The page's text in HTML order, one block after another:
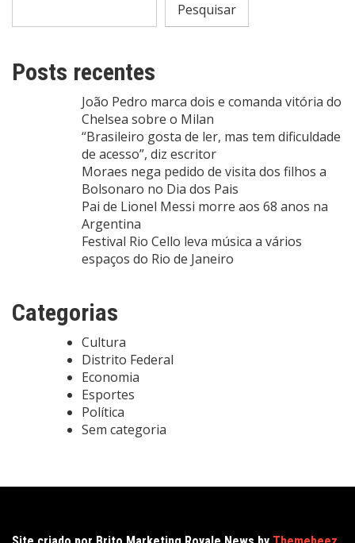
Pesquisar
Posts recentes
João Pedro marca dois e comanda vitória do
Chelsea sobre o Milan
“Brasileiro gosta de ler, mas tem dificuldade
de acesso”, diz escritor
Moraes nega pedido de visita dos filhos a
Bolsonaro no Dia dos Pais
Pai de Lionel Messi morre aos 68 anos na
Argentina
Festival Rio Cello leva música a vários
espaços do Rio de Janeiro
Categorias
Cultura
Distrito Federal
Economia
Esportes
Política
Sem categoria